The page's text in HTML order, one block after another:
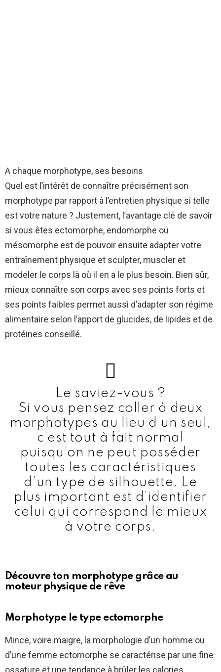
A chaque morphotype, ses besoins
Quel est l’intérêt de connaître précisément son
morphotype par rapport à l’entretien physique si telle
est votre nature ? Justement, l’avantage clé de savoir
si vous êtes ectomorphe, endomorphe ou
mésomorphe est de pouvoir ensuite adapter votre
entraînement physique et sculpter, muscler et
modeler le corps là où il en a le plus besoin. Bien sûr,
mieux connaître son corps avec ses points forts et
ses points faibles permet aussi d’adapter son régime
alimentaire selon l’apport de glucides, de lipides et de
protéines conseillé.
Le saviez-vous ?
Si vous pensez coller à deux
morphotypes au lieu d’un seul,
c’est tout à fait normal
puisqu’on ne peut posséder
toutes les caractéristiques
d’un type de silhouette. Le
plus important est d’identifier
celui qui correspond le mieux
à votre corps.
Découvre ton morphotype grâce au
moteur physique de rêve
Morphotype le type ectomorphe
Mince, voire maigre, la morphologie d’un homme ou
d’une femme ectomorphe se caractérise par une fine
ossature et une tendance à brûler les calories.